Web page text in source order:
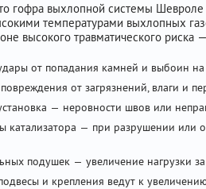
гофра выхлопной системы
температурами выхлопных
высокого травматического
от попадания камней и выбоин
от загрязнений, влаги и
— неровности швов или
катализатора — при разрушении или
подушек — увеличение нагрузки
и крепления ведут к